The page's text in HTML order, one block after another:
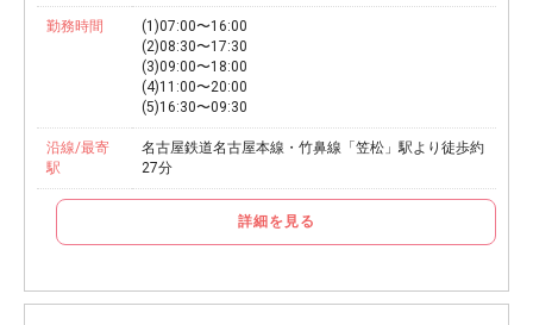
勤務時間
(1)07:00〜16:00
(2)08:30〜17:30
(3)09:00〜18:00
(4)11:00〜20:00
(5)16:30〜09:30
沿線/最寄
駅
名古屋鉄道名古屋本線・竹鼻線「笠松」駅より徒歩約
27分
詳細を見る